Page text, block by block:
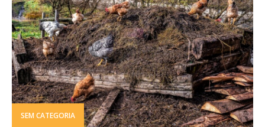
SEM CATEGORIA